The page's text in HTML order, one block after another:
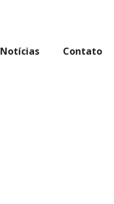
Notícias Contato